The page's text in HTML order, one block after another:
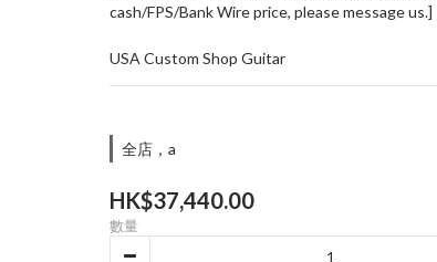
cash/FPS/Bank Wire price, please message us.]
USA Custom Shop Guitar
全店，a
HK$37,440.00
數量